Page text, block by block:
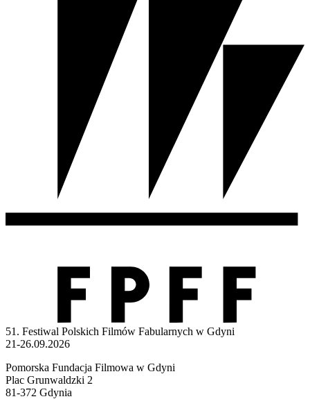
51. Festiwal Polskich Filmów Fabularnych w Gdyni
21-26.09.2026
Pomorska Fundacja Filmowa w Gdyni
Plac Grunwaldzki 2
81-372 Gdynia